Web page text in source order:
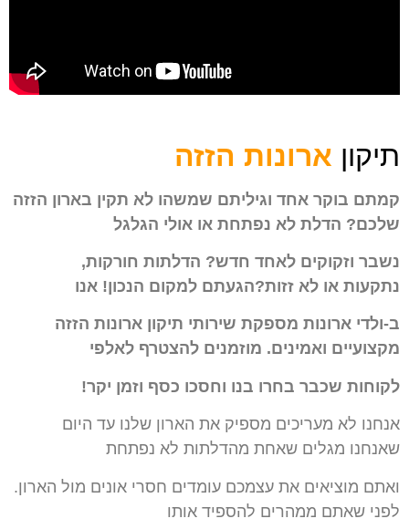
תיקון ארונות הזזה
קמתם בוקר אחד וגיליתם שמשהו לא תקין בארון הזזה
שלכם? הדלת לא נפתחת או אולי הגלגל
נשבר וזקוקים לאחד חדש? הדלתות חורקות,
נתקעות או לא זזות?הגעתם למקום הנכון! אנו
ב-ולדי ארונות מספקת שירותי תיקון ארונות הזזה
מקצועיים ואמינים. מוזמנים להצטרף לאלפי
לקוחות שכבר בחרו בנו וחסכו כסף וזמן יקר!
אנחנו לא מעריכים מספיק את הארון שלנו עד היום
שאנחנו מגלים שאחת מהדלתות לא נפתחת
ואתם מוציאים את עצמכם עומדים חסרי אונים מול הארון.
לפני שאתם ממהרים להספיד אותו